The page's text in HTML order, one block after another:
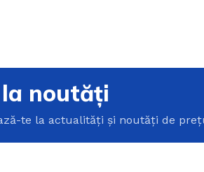
noutăți
te la actualități și noutăți de